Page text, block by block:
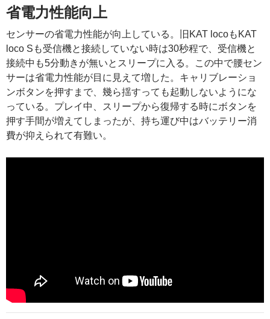
省電力性能向上
センサーの省電力性能が向上している。旧KAT locoもKAT
loco Sも受信機と接続していない時は30秒程で、受信機と
接続中も5分動きが無いとスリープに入る。この中で腰セン
サーは省電力性能が目に見えて増した。キャリブレーショ
ンボタンを押すまで、幾ら揺すっても起動しないようにな
っている。プレイ中、スリープから復帰する時にボタンを
押す手間が増えてしまったが、持ち運び中はバッテリー消
費が抑えられて有難い。